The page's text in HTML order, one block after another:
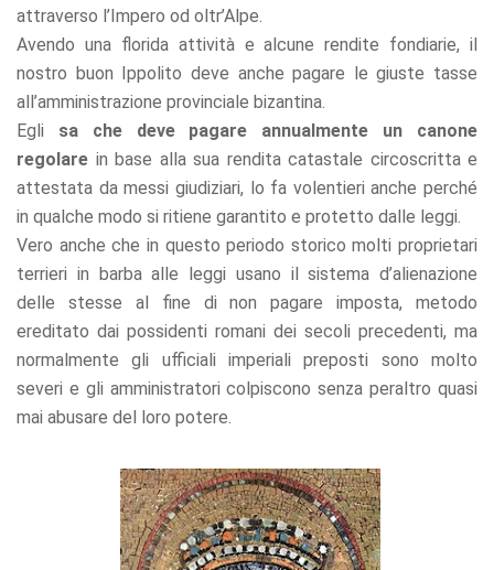
attraverso l’Impero od oltr’Alpe.
Avendo una florida attività e alcune rendite fondiarie, il
nostro buon Ippolito deve anche pagare le giuste tasse
all’amministrazione provinciale bizantina.
Egli sa che deve pagare annualmente un canone
regolare in base alla sua rendita catastale circoscritta e
attestata da messi giudiziari, lo fa volentieri anche perché
in qualche modo si ritiene garantito e protetto dalle leggi.
Vero anche che in questo periodo storico molti proprietari
terrieri in barba alle leggi usano il sistema d’alienazione
delle stesse al fine di non pagare imposta, metodo
ereditato dai possidenti romani dei secoli precedenti, ma
normalmente gli ufficiali imperiali preposti sono molto
severi e gli amministratori colpiscono senza peraltro quasi
mai abusare del loro potere.